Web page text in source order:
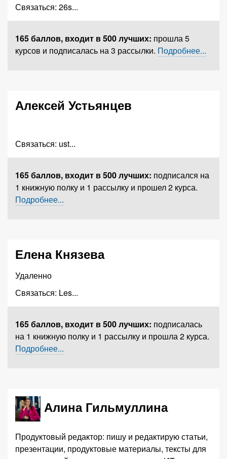
Связаться: 26s...
165 баллов, входит в 500 лучших: прошла 5
курсов и подписалась на 3 рассылки. Подробнее...
Алексей Устьянцев
Связаться: ust...
165 баллов, входит в 500 лучших: подписался на
1 книжную полку и 1 рассылку и прошел 2 курса.
Подробнее...
Елена Князева
Удаленно
Связаться: Les...
165 баллов, входит в 500 лучших: подписалась
на 1 книжную полку и 1 рассылку и прошла 2 курса.
Подробнее...
Алина Гильмуллина
Продуктовый редактор: пишу и редактирую статьи,
презентации, продуктовые материалы, тексты для